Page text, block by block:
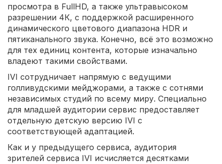
просмотра в FullHD, а также ультравысоком
разрешении 4К, с поддержкой расширенного
динамического цветового диапазона HDR и
пятиканального звука. Конечно, всё это возможно
для тех единиц контента, которые изначально
владеют такими свойствами.
IVI сотрудничает напрямую с ведущими
голливудскими мейджорами, а также с сотнями
независимых студий по всему миру. Специально
для младшей аудитории сервис предоставляет
отдельную детскую версию IVI с
соответствующей адаптацией.
Как и у предыдущего сервиса, аудитория
зрителей сервиса IVI исчисляется десятками